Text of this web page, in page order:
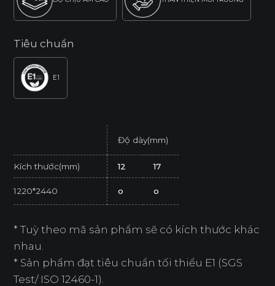
Tiêu chuẩn
E1
Độ dày(mm)
Kích thước(mm) 12 17
1220*2440 o o
* Tuỳ theo mã sản phẩm sẽ có kích thước khác
nhau.
* Sản phẩm đạt tiêu chuẩn tối thiểu E1 (SGS
Test/ ISO 12460-1).